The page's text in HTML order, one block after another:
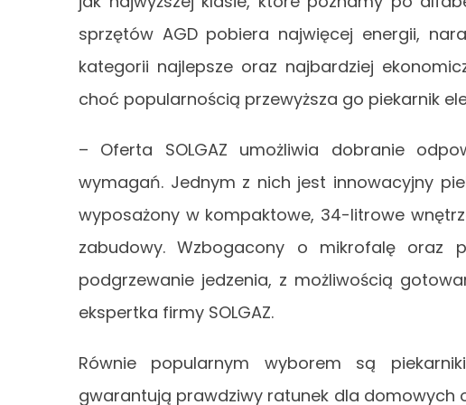
sprzętów AGD pobiera najwięcej energii,
kategorii najlepsze oraz najbardziej
choć popularnością przewyższa go piekarnik
– Oferta SOLGAZ umożliwia dobranie
wymagań. Jednym z nich jest innowacyjny
wyposażony w kompaktowe, 34-litrowe
zabudowy. Wzbogacony o mikrofalę oraz
podgrzewanie jedzenia, z możliwością
ekspertka firmy SOLGAZ.
Równie popularnym wyborem są
gwarantują prawdziwy ratunek dla domowych